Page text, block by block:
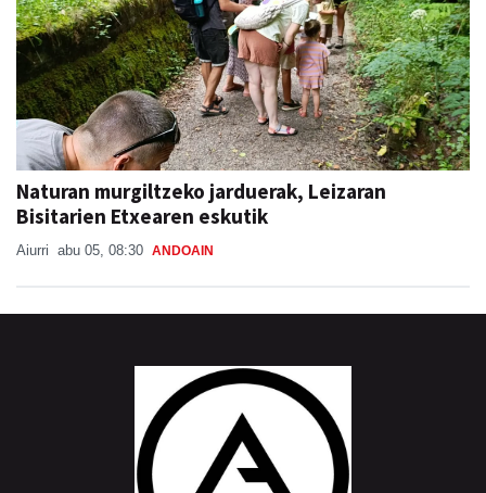
Naturan murgiltzeko jarduerak, Leizaran
Bisitarien Etxearen eskutik
Aiurri abu 05, 08:30 ANDOAIN